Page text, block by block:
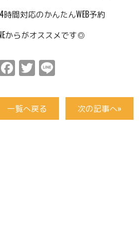
間対応のかんたんWEB予約
からがオススメです◎
Facebook
Twitter
一覧へ戻る 次の記事へ»